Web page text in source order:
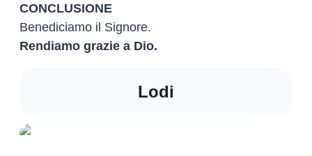
CONCLUSIONE
Benediciamo il Signore.
Rendiamo grazie a Dio.
Lodi